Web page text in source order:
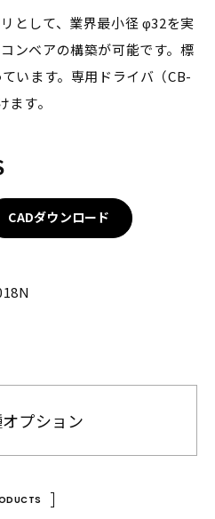
として、業界最小径 φ32を実
ンベアの構築が可能です。標
います。専用ドライバ（CB-
す。
CADダウンロード
プション